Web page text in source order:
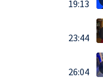
19:13
23:44
26:04